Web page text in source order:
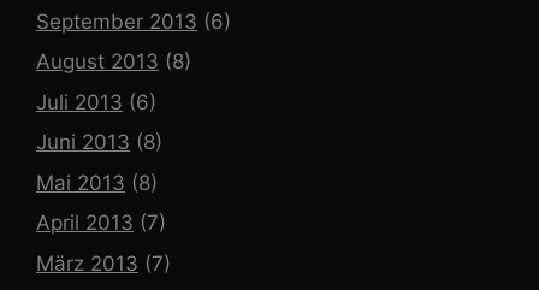
September 2013 (6)
August 2013 (8)
Juli 2013 (6)
Juni 2013 (8)
Mai 2013 (8)
April 2013 (7)
März 2013 (7)